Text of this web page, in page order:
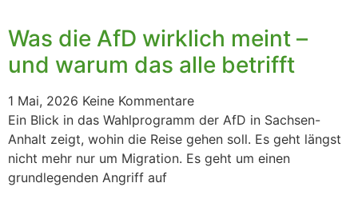
Was die AfD wirklich meint –
und warum das alle betrifft
1 Mai, 2026 Keine Kommentare
Ein Blick in das Wahlprogramm der AfD in Sachsen-
Anhalt zeigt, wohin die Reise gehen soll. Es geht längst
nicht mehr nur um Migration. Es geht um einen
grundlegenden Angriff auf